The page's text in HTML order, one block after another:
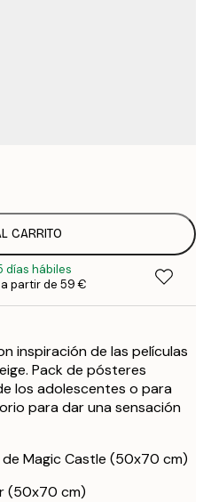
CARRITO
días hábiles
partir de 59 €
inspiración de las películas
Pack de pósteres
los adolescentes o para
para dar una sensación
Magic Castle (50x70 cm)
(50x70 cm)